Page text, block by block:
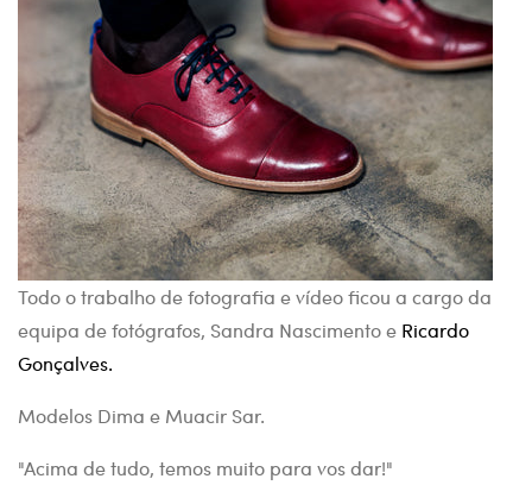
Todo o trabalho de fotografia e vídeo ficou a cargo da
equipa de fotógrafos, Sandra Nascimento e Ricardo
Gonçalves.
Modelos Dima e Muacir Sar.
"Acima de tudo, temos muito para vos dar!"